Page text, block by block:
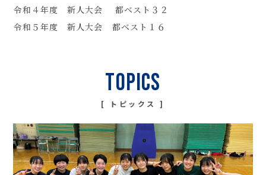
令和４年度 新人大会 都ベスト３２
令和５年度 新人大会 都ベスト１６
トピックス